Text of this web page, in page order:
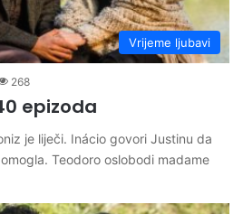
Vrijeme ljubavi
268
epizoda
je liječi. Inácio govori Justinu da
Teodoro oslobodi madame